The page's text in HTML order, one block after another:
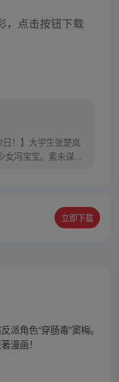
，点击按钮下载
日！】大学生张楚岚
女冯宝宝。素未谋面
底颠覆，与冯宝宝一
立即下载
角色“穿肠毒”窦梅。
漫画！